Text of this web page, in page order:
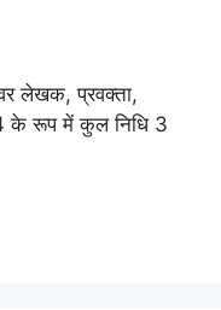
लेखक, प्रवक्ता,
के रूप में कुल निधि 3